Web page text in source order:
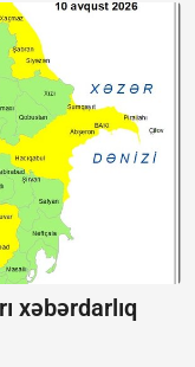
xəbərdarlıq